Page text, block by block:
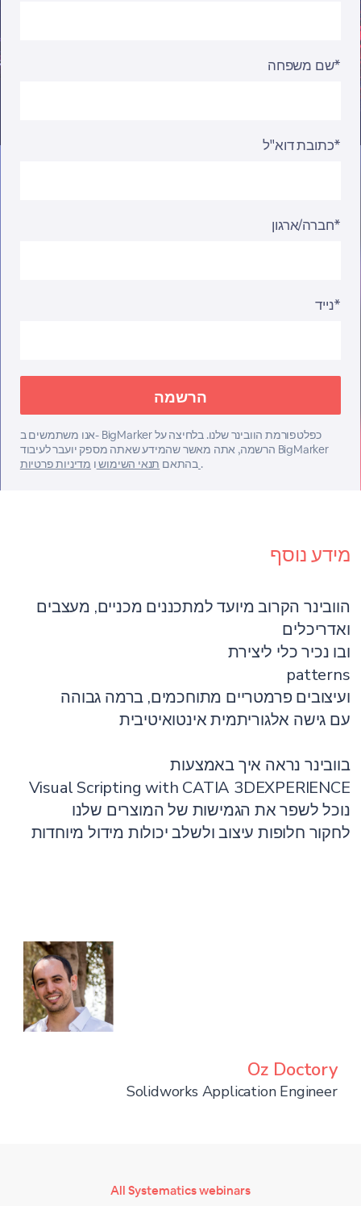
שם משפחה*
כתובת דוא"ל*
חברה/ארגון*
נייד*
אנו משתמשים ב- BigMarker כפלטפורמת הוובינר שלנו. בלחיצה על
הרשמה, אתה מאשר שהמידע שאתה מספק יועבר לעיבוד BigMarker
בהתאם תנאי השימושו .
מידע נוסף
הוובינר הקרוב מיועד למתכננים מכניים, מעצבים
ואדריכלים
ובו נכיר כלי ליצירת
patterns
ועיצובים פרמטריים מתוחכמים, ברמה גבוהה
עם גישה אלגוריתמית אינטואיטיבית
בוובינר נראה איך באמצעות
Visual Scripting with CATIA 3DEXPERIENCE
נוכל לשפר את הגמישות של המוצרים שלנו
לחקור חלופות עיצוב ולשלב יכולות מידול מיוחדות
Oz Doctory
Solidworks Application Engineer
All Systematics webinars